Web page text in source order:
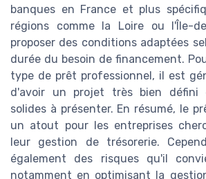
banques en France et plus
régions comme la Loire ou l'Île-
proposer des conditions adaptées
durée du besoin de financement.
type de prêt professionnel, il est
d'avoir un projet très bien défini
solides à présenter. En résumé, le
un atout pour les entreprises
leur gestion de trésorerie.
également des risques qu'il
notamment en optimisant la